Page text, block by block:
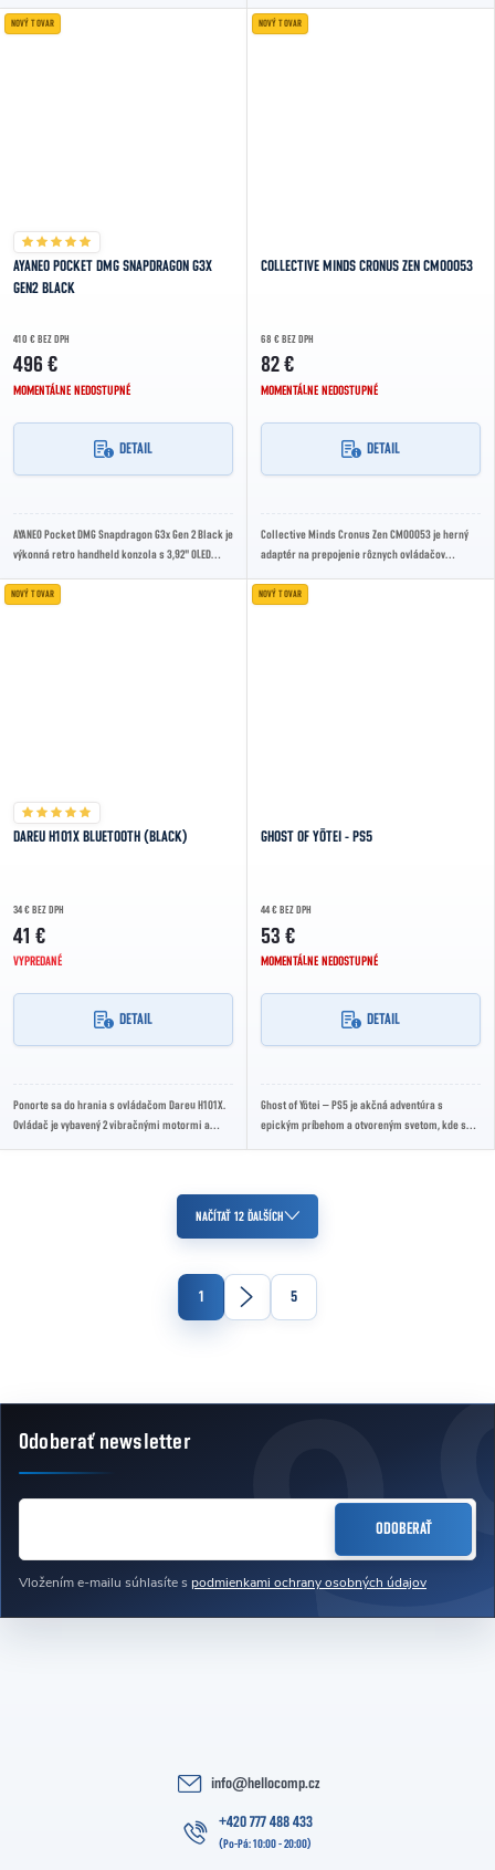
štvorjadrovým...
NOVÝ TOVAR
AYANEO POCKET DMG SNAPDRAGON G3X
GEN2 BLACK
410 € BEZ DPH
496 €
MOMENTÁLNE NEDOSTUPNÉ
DETAIL
AYANEO Pocket DMG Snapdragon G3x Gen 2 Black je
výkonná retro handheld konzola s 3,92" OLED
NOVÝ TOVAR
COLLECTIVE MINDS CRONUS ZEN CM00053
68 € BEZ DPH
82 €
MOMENTÁLNE NEDOSTUPNÉ
DETAIL
Collective Minds Cronus Zen CM00053 je herný
adaptér na prepojenie rôznych ovládačov
Podporuje...
NOVÝ TOVAR
DAREU H101X BLUETOOTH (BLACK)
34 € BEZ DPH
41 €
VYPREDANÉ
DETAIL
Ponorte sa do hrania s ovládačom Dareu H101X.
Ovládač je vybavený 2 vibračnými motormi a
NOVÝ TOVAR
GHOST OF YŌTEI - PS5
44 € BEZ DPH
53 €
MOMENTÁLNE NEDOSTUPNÉ
DETAIL
Ghost of Yōtei – PS5 je akčná adventúra s
epickým príbehom a otvoreným svetom, kde sa
Ovládacie prvky výpisu
NAČÍTAŤ 12 ĎALŠÍCH
1 5
Zápätie
Odoberať newsletter
Vložením e-mailu súhlasíte s podmienkami ochrany osobných údajov
ODOBERAŤ
info@hellocomp.cz
+420 777 488 433